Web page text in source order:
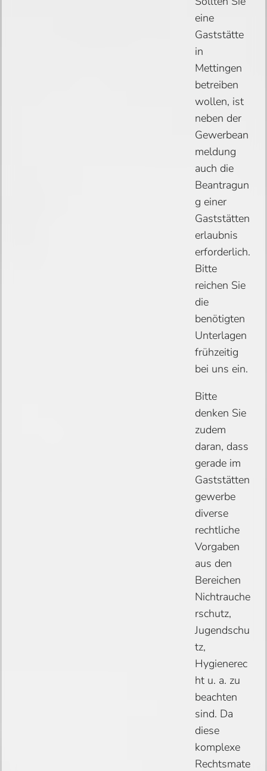
eine
Gaststätte
in
Mettingen
betreiben
wollen, ist
neben der
Gewerbean
meldung
auch die
Beantragun
g einer
Gaststätten
erlaubnis
erforderlich.
Bitte
reichen Sie
die
benötigten
Unterlagen
frühzeitig
bei uns ein.
Bitte
denken Sie
zudem
daran, dass
gerade im
Gaststätten
gewerbe
diverse
rechtliche
Vorgaben
aus den
Bereichen
Nichtrauche
rschutz,
Jugendschu
tz,
Hygienerec
ht u. a. zu
beachten
sind. Da
diese
komplexe
Rechtsmate